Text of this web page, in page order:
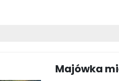
Majówka